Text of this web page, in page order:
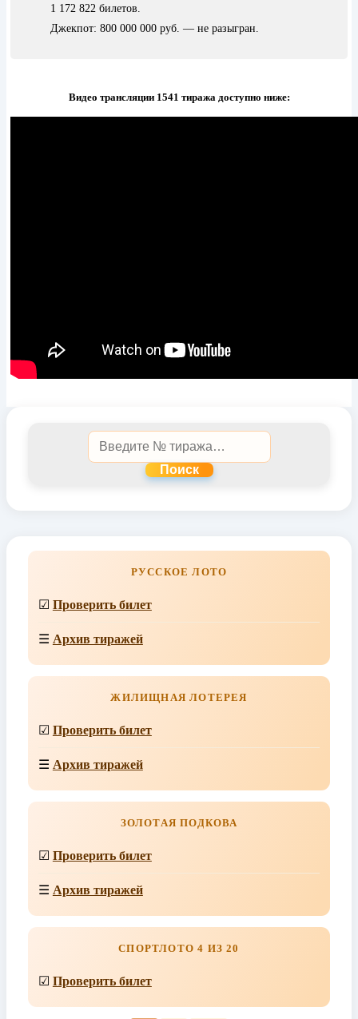
1 172 822 билетов.
Джекпот: 800 000 000 руб. — не разыгран.
Видео трансляции 1541 тиража доступно ниже:
Поиск
РУССКОЕ ЛОТО
☑ Проверить билет
☰ Архив тиражей
ЖИЛИЩНАЯ ЛОТЕРЕЯ
☑ Проверить билет
☰ Архив тиражей
ЗОЛОТАЯ ПОДКОВА
☑ Проверить билет
☰ Архив тиражей
СПОРТЛОТО 4 ИЗ 20
☑ Проверить билет